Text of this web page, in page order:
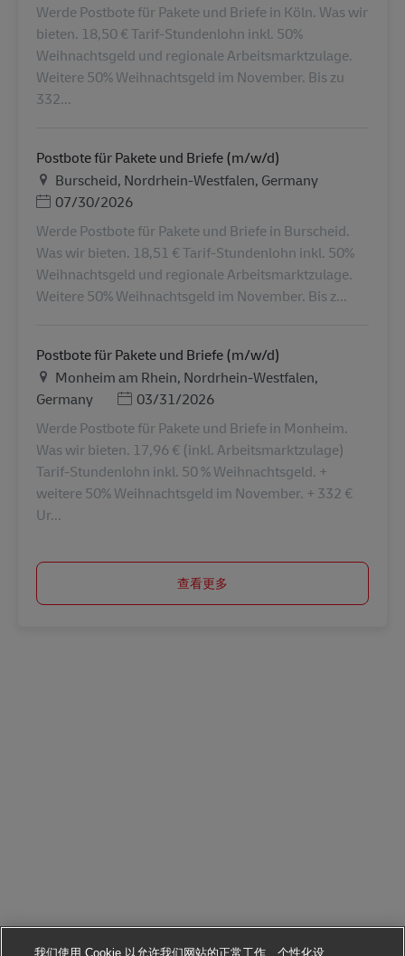
Werde Postbote für Pakete und Briefe in Köln. Was wir
bieten. 18,50 € Tarif-Stundenlohn inkl. 50%
Weihnachtsgeld und regionale Arbeitsmarktzulage.
Weitere 50% Weihnachtsgeld im November. Bis zu
332...
Postbote für Pakete und Briefe (m/w/d)
地点Burscheid, Nordrhein-Westfalen, Germany
Posted Date
07/30/2026
Werde Postbote für Pakete und Briefe in Burscheid.
Was wir bieten. 18,51 € Tarif-Stundenlohn inkl. 50%
Weihnachtsgeld und regionale Arbeitsmarktzulage.
Weitere 50% Weihnachtsgeld im November. Bis z...
Postbote für Pakete und Briefe (m/w/d)
地点Monheim am Rhein, Nordrhein-Westfalen,
Germany
Posted Date
03/31/2026
Werde Postbote für Pakete und Briefe in Monheim.
Was wir bieten. 17,96 € (inkl. Arbeitsmarktzulage)
Tarif-Stundenlohn inkl. 50 % Weihnachtsgeld. +
weitere 50% Weihnachtsgeld im November. + 332 €
Ur...
查看更多
我们使用 Cookie 以允许我们网站的正常工作、个性化设